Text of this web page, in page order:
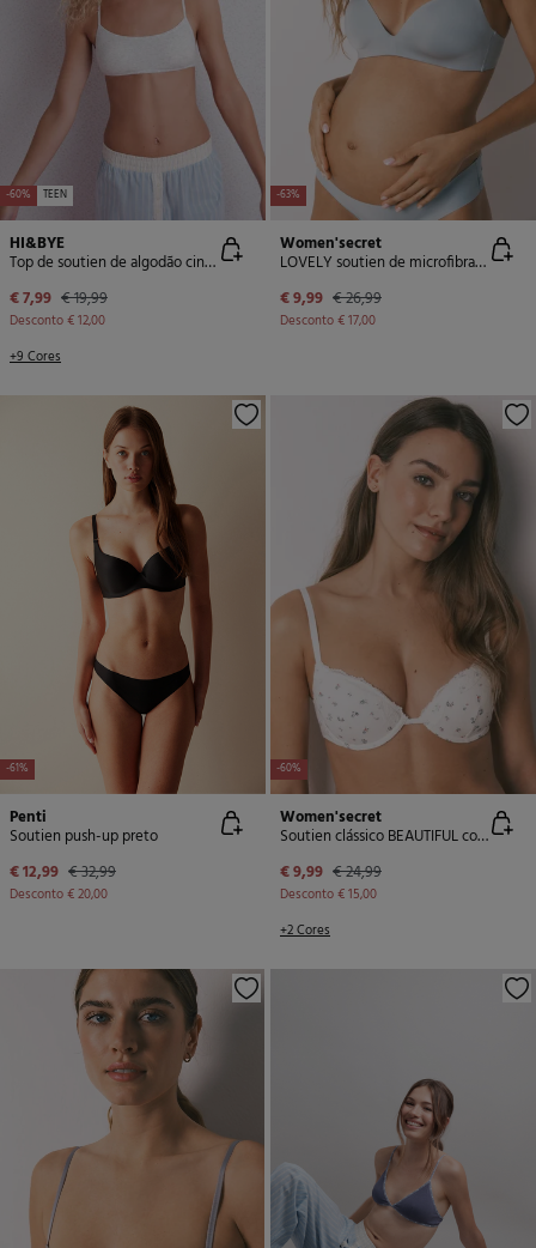
-60% TEEN
HI&BYE
Top de soutien de algodão cinza com copas removíveis
€ 7,99 € 19,99
Desconto€ 12,00
+9 Cores
-63%
Women'secret
LOVELY soutien de microfibra azul para maternity
€ 9,99 € 26,99
Desconto€ 17,00
-61%
Penti
Soutien push-up preto
€ 12,99 € 32,99
Desconto€ 20,00
-60%
Women'secret
Soutien clássico BEAUTIFUL com enchimento e estampa de renda branca
€ 9,99 € 24,99
Desconto€ 15,00
+2 Cores